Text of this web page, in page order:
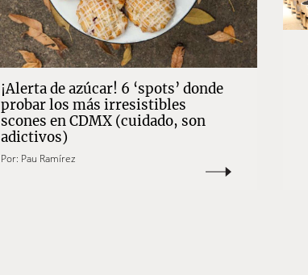
¡Alerta de azúcar! 6 ‘spots’ donde
probar los más irresistibles
scones en CDMX (cuidado, son
adictivos)
Por: Pau Ramírez